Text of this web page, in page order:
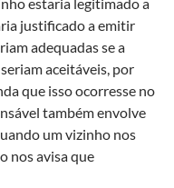
justificado a emitir
adequadas se a
aceitáveis, por
que isso ocorresse no
também envolve
um vizinho nos
nos avisa que